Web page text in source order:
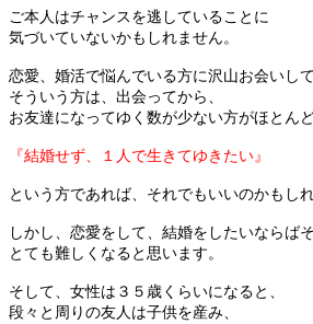
ご本人はチャンスを逃していることに
気づいていないかもしれません。
恋愛、婚活で悩んでいる方に沢山お会いし
そういう方は、出会ってから、
お友達になってゆく数が少ない方がほとんど
『結婚せず、１人で生きてゆきたい』
という方であれば、それでもいいのかもし
しかし、恋愛をして、結婚をしたいならば
とても難しくなると思います。
そして、女性は３５歳くらいになると、
段々と周りの友人は子供を産み、